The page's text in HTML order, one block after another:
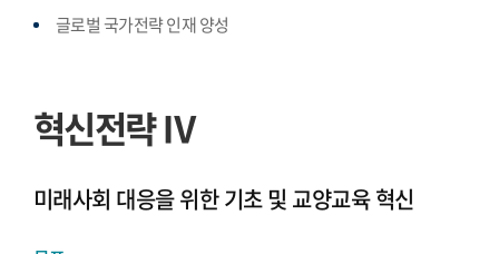
글로벌 국가전략 인재 양성
혁신전략 Ⅳ
미래사회 대응을 위한 기초 및 교양교육 혁신